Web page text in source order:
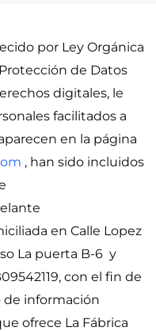
por Ley Orgánica
de Datos
digitales, le
facilitados a
en la página
, han sido incluidos
en Calle Lopez
La puerta B-6 y
con el fin de
de información
ofrece La Fábrica